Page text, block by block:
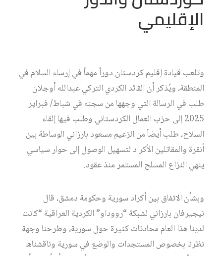
الإقليمي
وتلعب قيادة إقليم كردستان دوراً مهماً في إرساء السلام في
المنطقة، ويُذكر أن القائد الكردي التركي عبدالله أوجلان
طلب في الرسالة التي وجهها من سجنه في شباط/ فبراير
2025 إلى حزب العمال الكردستاني وطلب فيها إلقاء
السلاح، طلب أيضاً من الزعيم مسعود بارزاني الوساطة بين
أنقرة والمقاتلين الأكراد لتسهيل الوصول إلى حوار سياسي
ينهي النزاع المسلح المستمر منذ عقود.
وبشأن الاتفاق بين أكراد سورية وحكومة دمشق، قال
نيجيرفان بارزاني لشبكة “رووداو” الكردية العراقية “كانت
لدينا هذا العام محادثات كثيرة حول سورية، وطرحنا وجهة
نظرنا بخصوص المستجدات والوضع في سورية وناقشناها